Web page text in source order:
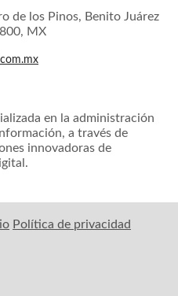
de los Pinos, Benito Juárez
MX
en la administración
a través de
innovadoras de
Política de privacidad